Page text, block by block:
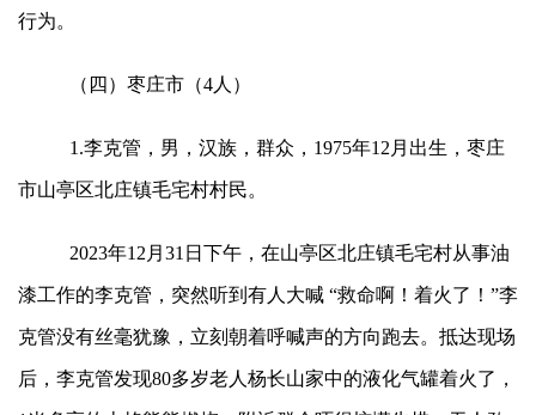
行为。
（四）枣庄市（4人）
1.李克管，男，汉族，群众，1975年12月出生，枣庄
市山亭区北庄镇毛宅村村民。
2023年12月31日下午，在山亭区北庄镇毛宅村从事油
漆工作的李克管，突然听到有人大喊 “救命啊！着火了！”李
克管没有丝毫犹豫，立刻朝着呼喊声的方向跑去。抵达现场
后，李克管发现80多岁老人杨长山家中的液化气罐着火了，